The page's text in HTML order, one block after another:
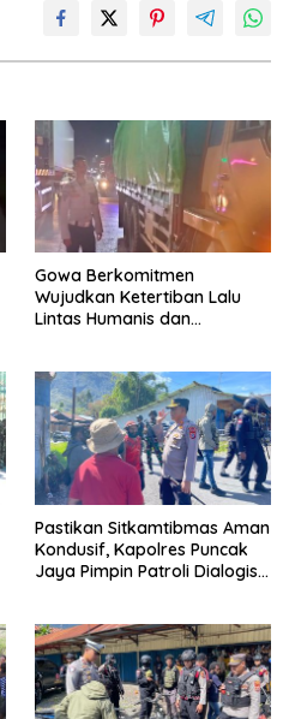
Gowa Berkomitmen
Wujudkan Ketertiban Lalu
Lintas Humanis dan
Pastikan Sitkamtibmas Aman
Kondusif, Kapolres Puncak
Jaya Pimpin Patroli Dialogis